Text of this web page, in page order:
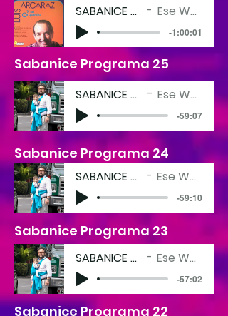
SABANICE 26 Ese Wey
-1:00:01
Sabanice Programa 25
SABANICE 24 Ese Wey
-59:07
Sabanice Programa 24
SABANICE 23 Ese Wey
-59:10
Sabanice Programa 23
SABANICE 22 Ese Wey
-57:02
Sabanice Programa 22